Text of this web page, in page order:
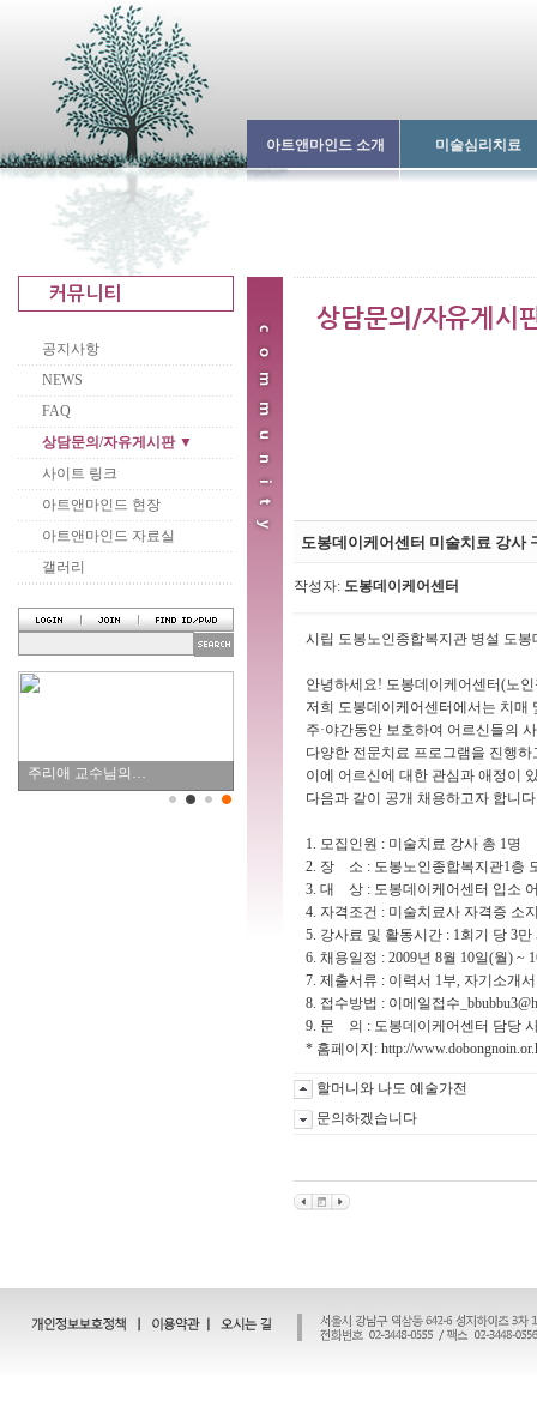
아트앤마인드 소개 미술심리치료
공지사항
NEWS
FAQ
상담문의/자유게시판 ▼
사이트 링크
아트앤마인드 현장
아트앤마인드 자료실
갤러리
주리애 교수님의…
도봉데이케어센터 미술치료 강사
작성자: 도봉데이케어센터
시립 도봉노인종합복지관 병설 도
안녕하세요! 도봉데이케어센터(노
저희 도봉데이케어센터에서는 치매
주·야간동안 보호하여 어르신들의
다양한 전문치료 프로그램을 진행하
이에 어르신에 대한 관심과 애정이
다음과 같이 공개 채용하고자 합니
1. 모집인원 : 미술치료 강사 총 1명
2. 장 소 : 도봉노인종합복지관1층
3. 대 상 : 도봉데이케어센터 입소
4. 자격조건 : 미술치료사 자격증 소
5. 강사료 및 활동시간 : 1회기 당 3
6. 채용일정 : 2009년 8월 10일(월) ~
7. 제출서류 : 이력서 1부, 자기소개
8. 접수방법 : 이메일접수_
9. 문 의 : 도봉데이케어센터 담당
* 홈페이지: http://
할머니와 나도 예술가전
문의하겠습니다